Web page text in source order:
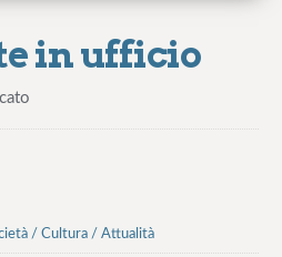
in ufficio
/ Cultura / Attualità